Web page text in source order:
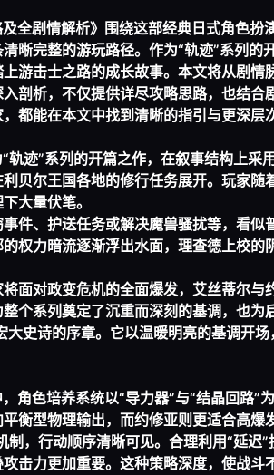
全剧情解析》围绕这部经典日式角色
晰完整的游玩路径。作为“轨迹”系列
游击士之路的成长故事。本文将从剧情
剖析，不仅提供详尽攻略思路，也结合
都能在本文中找到清晰的指引与更深层
轨迹”系列的开篇之作，在叙事结构上
贝尔王国各地的修行任务展开。玩家
大量伏笔。
件、护送任务或解决魔兽骚扰等，看
权力暗流逐渐浮出水面，理查德上校
面对政变危机的全面爆发，艾丝蒂尔
个系列奠定了沉重而深刻的基调，也为
大史诗的序章。它以温暖明亮的基调开
角色培养系统以“导力器”与“结晶回路
衡型物理输出，而约修亚则更适合高爆
，行动顺序清晰可见。合理利用“延迟”
击力更加重要。这种策略深度，使战斗